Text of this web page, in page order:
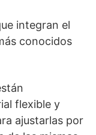
integran el
conocidos
flexible y
ajustarlas por